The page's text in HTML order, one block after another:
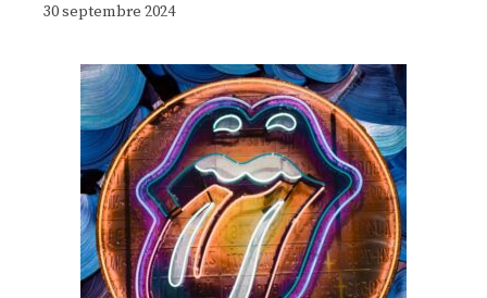
30 septembre 2024